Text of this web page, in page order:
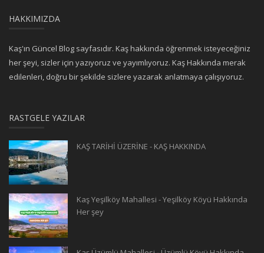
HAKKIMIZDA
Kaş'ın Güncel Blog sayfasıdır. Kaş hakkında öğrenmek isteyeceğiniz
her şeyi, sizler için yazıyoruz ve yayımlıyoruz. Kaş Hakkında merak
edilenleri, doğru bir şekilde sizlere yazarak anlatmaya çalışıyoruz.
RASTGELE YAZILAR
KAŞ TARİHİ ÜZERİNE - KAŞ HAKKINDA
Kaş Yeşilköy Mahallesi - Yeşilköy Köyü Hakkında
Her şey